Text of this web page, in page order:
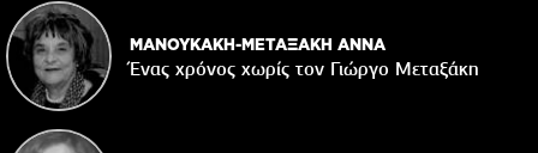
ΜΑΝΟΥΚΑΚΗ-ΜΕΤΑΞΑΚΗ ΑΝΝΑ
Ένας χρόνος χωρίς τον Γιώργο Μεταξάκη